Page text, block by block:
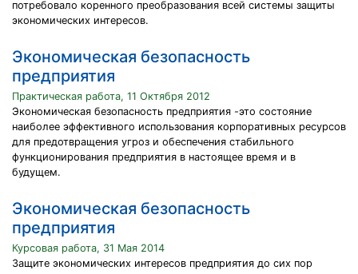
потребовало коренного преобразования всей системы защиты
экономических интересов.
Экономическая безопасность
предприятия
Практическая работа, 11 Октября 2012
Экономическая безопасность предприятия -это состояние
наиболее эффективного использования корпоративных ресурсов
для предотвращения угроз и обеспечения стабильного
функционирования предприятия в настоящее время и в
будущем.
Экономическая безопасность
предприятия
Курсовая работа, 31 Мая 2014
Защите экономических интересов предприятия до сих пор